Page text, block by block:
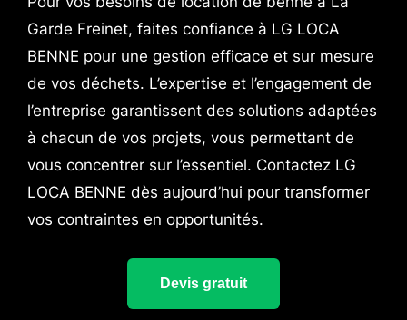
Garde Freinet, faites confiance à LG LOCA
BENNE pour une gestion efficace et sur mesure
de vos déchets. L’expertise et l’engagement de
l’entreprise garantissent des solutions adaptées
à chacun de vos projets, vous permettant de
vous concentrer sur l’essentiel. Contactez LG
LOCA BENNE dès aujourd’hui pour transformer
vos contraintes en opportunités.
Devis gratuit